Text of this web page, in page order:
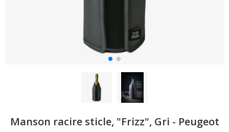
Manson racire sticle, "Frizz", Gri - Peugeot